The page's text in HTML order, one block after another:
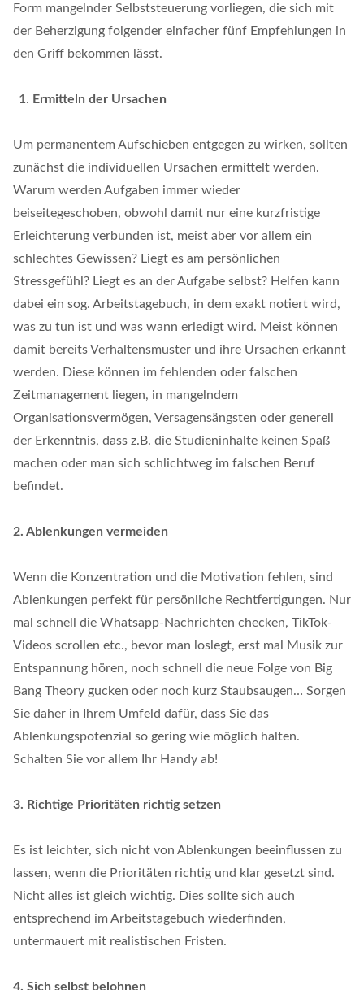
Form mangelnder Selbststeuerung vorliegen, die sich mit
der Beherzigung folgender einfacher fünf Empfehlungen in
den Griff bekommen lässt.
Ermitteln der Ursachen
Um permanentem Aufschieben entgegen zu wirken, sollten
zunächst die individuellen Ursachen ermittelt werden.
Warum werden Aufgaben immer wieder
beiseitegeschoben, obwohl damit nur eine kurzfristige
Erleichterung verbunden ist, meist aber vor allem ein
schlechtes Gewissen? Liegt es am persönlichen
Stressgefühl? Liegt es an der Aufgabe selbst? Helfen kann
dabei ein sog. Arbeitstagebuch, in dem exakt notiert wird,
was zu tun ist und was wann erledigt wird. Meist können
damit bereits Verhaltensmuster und ihre Ursachen erkannt
werden. Diese können im fehlenden oder falschen
Zeitmanagement liegen, in mangelndem
Organisationsvermögen, Versagensängsten oder generell
der Erkenntnis, dass z.B. die Studieninhalte keinen Spaß
machen oder man sich schlichtweg im falschen Beruf
befindet.
2. Ablenkungen vermeiden
Wenn die Konzentration und die Motivation fehlen, sind
Ablenkungen perfekt für persönliche Rechtfertigungen. Nur
mal schnell die Whatsapp-Nachrichten checken, TikTok-
Videos scrollen etc., bevor man loslegt, erst mal Musik zur
Entspannung hören, noch schnell die neue Folge von Big
Bang Theory gucken oder noch kurz Staubsaugen… Sorgen
Sie daher in Ihrem Umfeld dafür, dass Sie das
Ablenkungspotenzial so gering wie möglich halten.
Schalten Sie vor allem Ihr Handy ab!
3. Richtige Prioritäten richtig setzen
Es ist leichter, sich nicht von Ablenkungen beeinflussen zu
lassen, wenn die Prioritäten richtig und klar gesetzt sind.
Nicht alles ist gleich wichtig. Dies sollte sich auch
entsprechend im Arbeitstagebuch wiederfinden,
untermauert mit realistischen Fristen.
4. Sich selbst belohnen